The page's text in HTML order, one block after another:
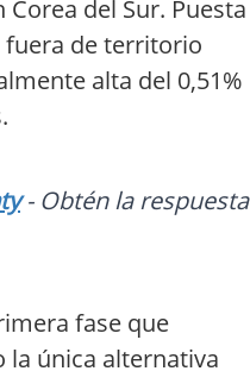
del Sur. Puesta
fuera de territorio
alta del 0,51%
- Obtén la respuesta
fase que
la única alternativa